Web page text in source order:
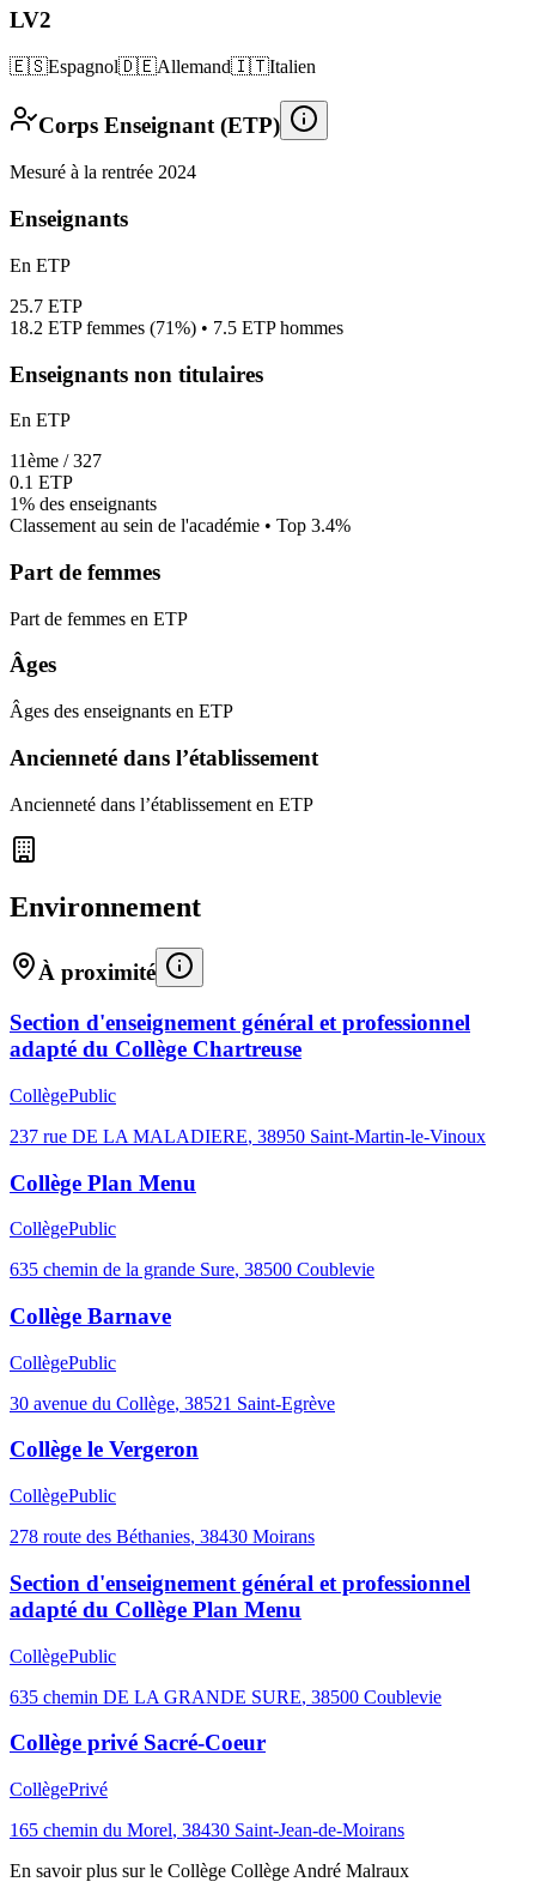
LV2
🇪🇸Espagnol🇩🇪Allemand🇮🇹Italien
Corps Enseignant (ETP)
Mesuré à la rentrée 2024
Enseignants
En ETP
25.7 ETP
18.2 ETP femmes (71%) • 7.5 ETP hommes
Enseignants non titulaires
En ETP
11ème /327
0.1 ETP
1% des enseignants
Classement au sein de l'académie • Top 3.4%
Part de femmes
Part de femmes en ETP
Âges
Âges des enseignants en ETP
Ancienneté dans l’établissement
Ancienneté dans l’établissement en ETP
Environnement
À proximité
Section d'enseignement général et professionnel
adapté du Collège Chartreuse
CollègePublic
237 rue DE LA MALADIERE, 38950 Saint-Martin-le-Vinoux
Collège Plan Menu
CollègePublic
635 chemin de la grande Sure, 38500 Coublevie
Collège Barnave
CollègePublic
30 avenue du Collège, 38521 Saint-Egrève
Collège le Vergeron
CollègePublic
278 route des Béthanies, 38430 Moirans
Section d'enseignement général et professionnel
adapté du Collège Plan Menu
CollègePublic
635 chemin DE LA GRANDE SURE, 38500 Coublevie
Collège privé Sacré-Coeur
CollègePrivé
165 chemin du Morel, 38430 Saint-Jean-de-Moirans
En savoir plus sur le Collège Collège André Malraux